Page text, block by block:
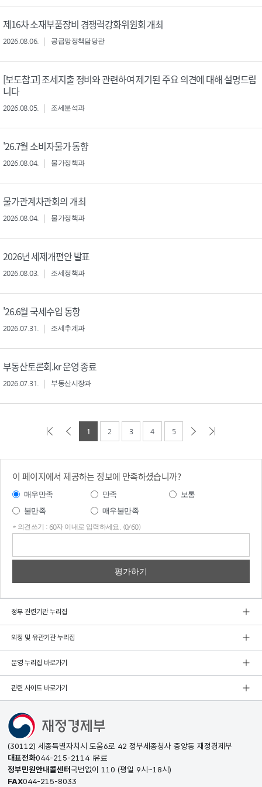
제16차 소재부품장비 경쟁력강화위원회 개최
2026.08.06. 공급망정책담당관
[보도참고] 조세지출 정비와 관련하여 제기된 주요 의견에 대해 설명드립
니다
2026.08.05. 조세분석과
'26.7월 소비자물가 동향
2026.08.04. 물가정책과
물가관계차관회의 개최
2026.08.04. 물가정책과
2026년 세제개편안 발표
2026.08.03. 조세정책과
'26.6월 국세수입 동향
2026.07.31. 조세추계과
부동산토론회.kr 운영 종료
2026.07.31. 부동산시장과
1 2 3 4 5
이 페이지에서 제공하는 정보에 만족하셨습니까?
매우만족 만족
보통
불만족
매우불만족
* 의견쓰기 : 60자 이내로 입력하세요. (0/60)
정부 관련기관 누리집
외청 및 유관기관 누리집
운영 누리집 바로가기
관련 사이트 바로가기
(30112) 세종특별자치시 도움6로 42 정부세종청사 중앙동 재정경제부
대표전화044-215-2114 유료
정부민원안내콜센터국번없이 110 (평일 9시~18시)
FAX044-215-8033